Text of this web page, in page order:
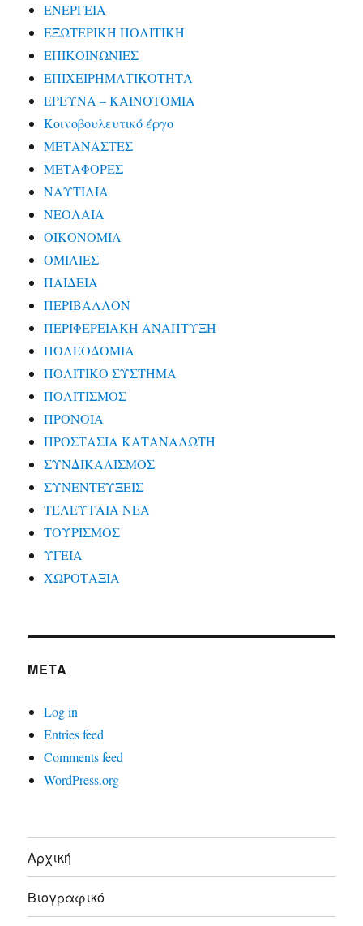
ΕΝΕΡΓΕΙΑ
ΕΞΩΤΕΡΙΚΗ ΠΟΛΙΤΙΚΗ
ΕΠΙΚΟΙΝΩΝΙΕΣ
ΕΠΙΧΕΙΡΗΜΑΤΙΚΟΤΗΤΑ
ΕΡΕΥΝΑ – ΚΑΙΝΟΤΟΜΙΑ
Κοινοβουλευτικό έργο
ΜΕΤΑΝΑΣΤΕΣ
ΜΕΤΑΦΟΡΕΣ
ΝΑΥΤΙΛΙΑ
ΝΕΟΛΑΙΑ
ΟΙΚΟΝΟΜΙΑ
ΟΜΙΛΙΕΣ
ΠΑΙΔΕΙΑ
ΠΕΡΙΒΑΛΛΟΝ
ΠΕΡΙΦΕΡΕΙΑΚΗ ΑΝΑΠΤΥΞΗ
ΠΟΛΕΟΔΟΜΙΑ
ΠΟΛΙΤΙΚΟ ΣΥΣΤΗΜΑ
ΠΟΛΙΤΙΣΜΟΣ
ΠΡΟΝΟΙΑ
ΠΡΟΣΤΑΣΙΑ ΚΑΤΑΝΑΛΩΤΗ
ΣΥΝΔΙΚΑΛΙΣΜΟΣ
ΣΥΝΕΝΤΕΥΞΕΙΣ
ΤΕΛΕΥΤΑΙΑ ΝΕΑ
ΤΟΥΡΙΣΜΟΣ
ΥΓΕΙΑ
ΧΩΡΟΤΑΞΙΑ
META
Log in
Entries feed
Comments feed
WordPress.org
Αρχική
Βιογραφικό